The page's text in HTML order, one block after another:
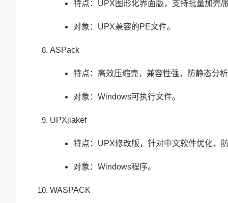
特点：UPX图形化界面版，支持批量加壳/
对象：UPX兼容的PE文件。
ASPack
特点：高效压缩壳，兼容性强，防静态分析
对象：Windows可执行文件。
UPXjiakef
特点：UPX修改版，针对中文软件优化，防
对象：Windows程序。
WASPACK